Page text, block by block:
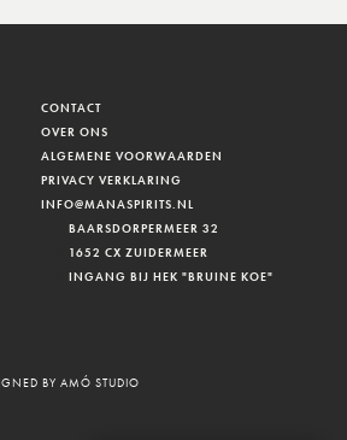
CONTACT
OVER ONS
ALGEMENE VOORWAARDEN
PRIVACY VERKLARING
INFO@MANASPIRITS.NL
BAARSDORPERMEER 32
1652 CX ZUIDERMEER
INGANG BIJ HEK "BRUINE KOE"
BY AMÓ STUDIO